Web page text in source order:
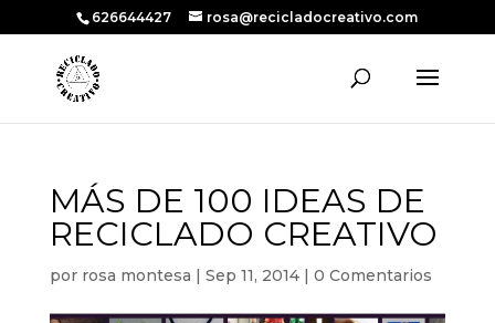
626644427 rosa@recicladocreativo.com
MÁS DE 100 IDEAS DE
RECICLADO CREATIVO
por rosa montesa | Sep 11, 2014| 0 Comentarios